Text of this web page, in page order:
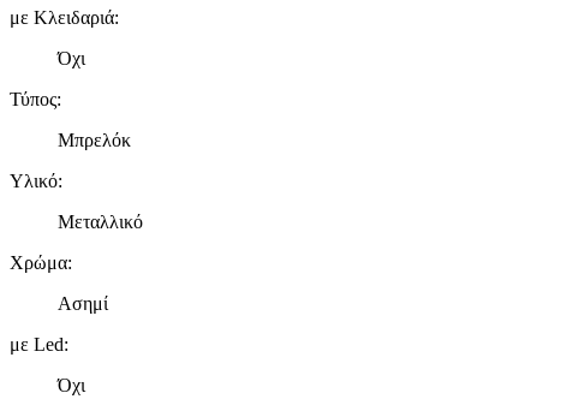
με Κλειδαριά:
Όχι
Τύπος:
Μπρελόκ
Υλικό:
Μεταλλικό
Χρώμα:
Ασημί
με Led:
Όχι